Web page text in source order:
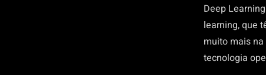
Deep
learning, que
muito mais
tecnologia